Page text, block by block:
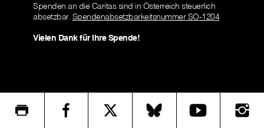
Spenden an die Caritas sind in Österreich steuerlich
absetzbar. Spendenabsetzbarkeitsnummer SO-1204
Vielen Dank für Ihre Spende!